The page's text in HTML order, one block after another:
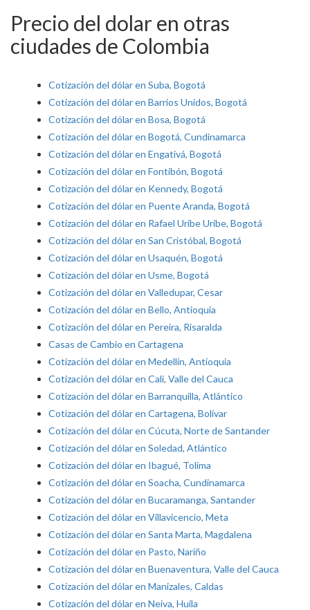
Precio del dolar en otras
ciudades de Colombia
Cotización del dólar en Suba, Bogotá
Cotización del dólar en Barrios Unidos, Bogotá
Cotización del dólar en Bosa, Bogotá
Cotización del dólar en Bogotá, Cundinamarca
Cotización del dólar en Engativá, Bogotá
Cotización del dólar en Fontibón, Bogotá
Cotización del dólar en Kennedy, Bogotá
Cotización del dólar en Puente Aranda, Bogotá
Cotización del dólar en Rafael Uribe Uribe, Bogotá
Cotización del dólar en San Cristóbal, Bogotá
Cotización del dólar en Usaquén, Bogotá
Cotización del dólar en Usme, Bogotá
Cotización del dólar en Valledupar, Cesar
Cotización del dólar en Bello, Antioquia
Cotización del dólar en Pereira, Risaralda
Casas de Cambio en Cartagena
Cotización del dólar en Medellín, Antioquia
Cotización del dólar en Cali, Valle del Cauca
Cotización del dólar en Barranquilla, Atlántico
Cotización del dólar en Cartagena, Bolívar
Cotización del dólar en Cúcuta, Norte de Santander
Cotización del dólar en Soledad, Atlántico
Cotización del dólar en Ibagué, Tolima
Cotización del dólar en Soacha, Cundinamarca
Cotización del dólar en Bucaramanga, Santander
Cotización del dólar en Villavicencio, Meta
Cotización del dólar en Santa Marta, Magdalena
Cotización del dólar en Pasto, Nariño
Cotización del dólar en Buenaventura, Valle del Cauca
Cotización del dólar en Manizales, Caldas
Cotización del dólar en Neiva, Huila